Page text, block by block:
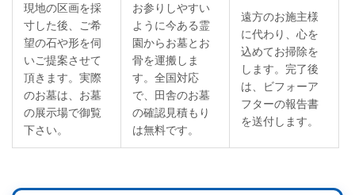
現地の区画を採
寸した後、ご希
望の石や形を伺
いご提案させて
頂きます。実際
のお墓は、お墓
の展示場で御覧
下さい。
お参りしやすい
ように今ある霊
園からお墓とお
骨を運搬しま
す。全国対応
で、田舎のお墓
の確認見積もり
は無料です。
遠方のお施主様
に代わり、心を
込めてお掃除を
します。完了後
は、ビフォーア
フターの報告書
を送付します。